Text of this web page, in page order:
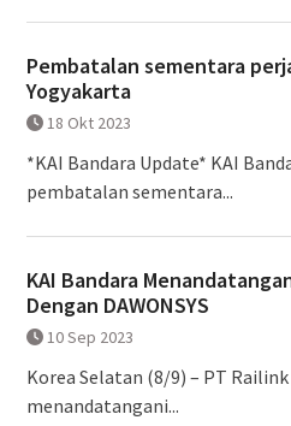
Pembatalan sementara
Yogyakarta
18 Okt 2023
*KAI Bandara Update* KAI
pembatalan sementara...
KAI Bandara
Dengan DAWONSYS
10 Sep 2023
Korea Selatan (8/9) – PT
menandatangani...